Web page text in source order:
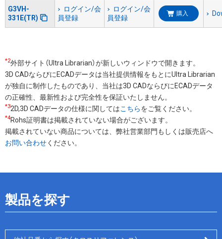
G3VH-
331E(TR)
ログイン/会
員登録
ログイン/会
員登録
購入
*2外部サイト（Ultra Librarian）が新しいウィンドウで開きます。
3D CADならびにECADデータは当社提供情報をもとにUltra Librarian
が独自に制作したものであり、当社は3D CADならびにECADデータ
の正確性、最新性および完全性を保証いたしません。
*32D,3D CADデータの仕様に関してはこちらをご覧ください。
*4Rohs証明書は掲載されていない場合がございます。
掲載されていない商品については、弊社営業部門もしくは販売店へ
お問い合わせください。
製品を探す